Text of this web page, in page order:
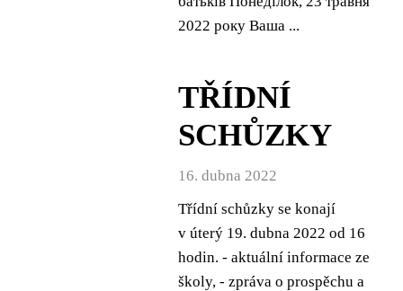
2022 року Ваша ...
TŘÍDNÍ
SCHŮZKY
16. dubna 2022
Třídní schůzky se konají
v úterý 19. dubna 2022 od 16
hodin. - aktuální informace ze
školy, - zpráva o prospěchu a